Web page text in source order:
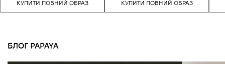
КУПИТИ ПОВНИЙ ОБРАЗ КУПИТИ ПОВНИЙ ОБРАЗ
БЛОГ PAPAYA